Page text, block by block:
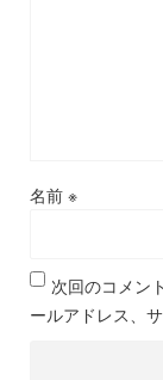
名前 ※
次回のコメン
ールアドレス、